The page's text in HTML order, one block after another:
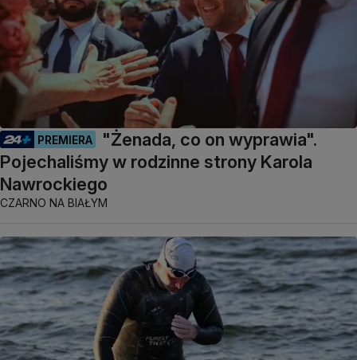
PREMIERA
"Żenada, co on wyprawia".
Pojechaliśmy w rodzinne strony Karola
Nawrockiego
CZARNO NA BIAŁYM